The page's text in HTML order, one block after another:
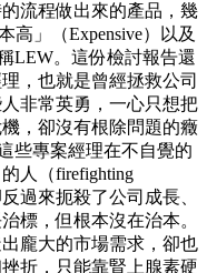
流程做出來的產品，幾
高」（Expensive）以及
LEW。這份檢討報告還
，也就是曾經拯救公司
非常英勇，一心只想把
，卻沒有根除問題的癥
些專案經理在不自覺的
人（firefighting
過來扼殺了公司成長、
標，但根本沒在治本。
龐大的市場需求，卻也
折，只能靠腎上腺素硬